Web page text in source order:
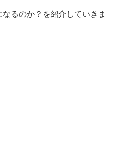
るのか？を紹介していきま